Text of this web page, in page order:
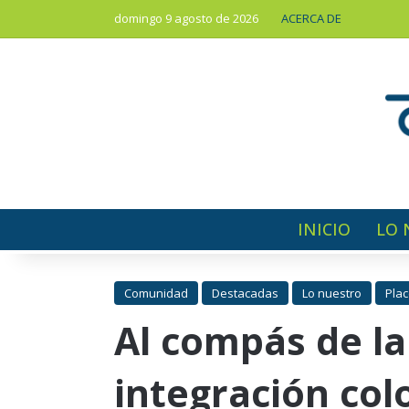
domingo 9 agosto de 2026 ACERCA DE
INICIO LO
Comunidad Destacadas Lo nuestro
Al compás de
integración